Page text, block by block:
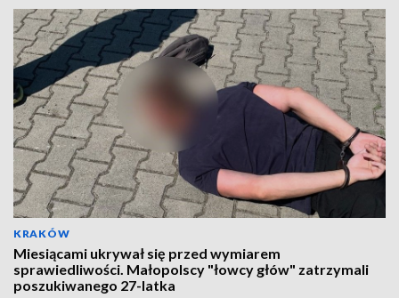
KRAKÓW
Miesiącami ukrywał się przed wymiarem
sprawiedliwości. Małopolscy "łowcy głów" zatrzymali
poszukiwanego 27-latka